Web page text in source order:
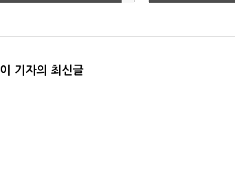
리
이 기자의 최신글